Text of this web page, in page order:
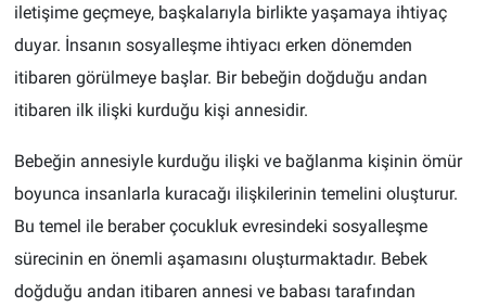
iletişime geçmeye, başkalarıyla birlikte yaşamaya ihtiyaç
duyar. İnsanın sosyalleşme ihtiyacı erken dönemden
itibaren görülmeye başlar. Bir bebeğin doğduğu andan
itibaren ilk ilişki kurduğu kişi annesidir.
Bebeğin annesiyle kurduğu ilişki ve bağlanma kişinin ömür
boyunca insanlarla kuracağı ilişkilerinin temelini oluşturur.
Bu temel ile beraber çocukluk evresindeki sosyalleşme
sürecinin en önemli aşamasını oluşturmaktadır. Bebek
doğduğu andan itibaren annesi ve babası tarafından